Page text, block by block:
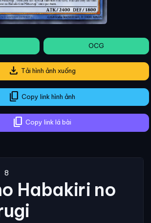
OCG
download Tải hình ảnh xuống
content_copy Copy link hình ảnh
content_copy Copy link lá bài
8
Habakiri no